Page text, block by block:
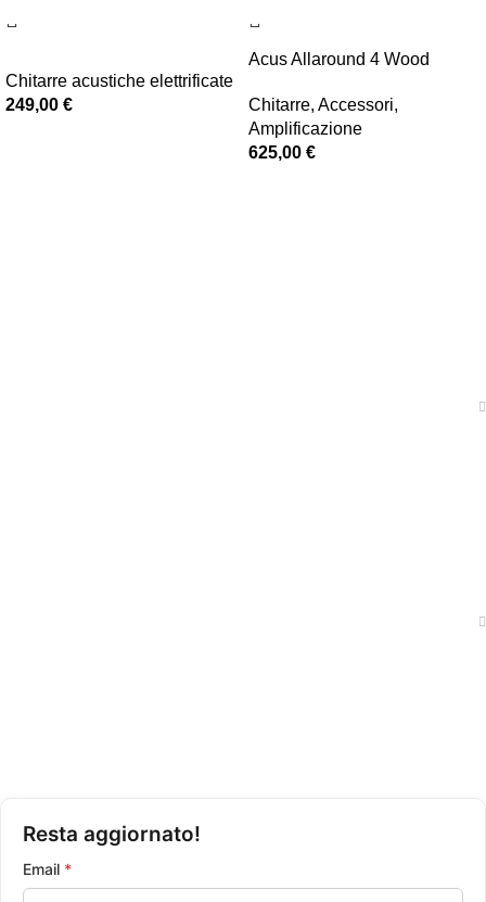
Chitarre acustiche elettrificate
249,00 €
Acus Allaround 4 Wood
Chitarre, Accessori,
Amplificazione
625,00 €
Resta aggiornato!
Email *